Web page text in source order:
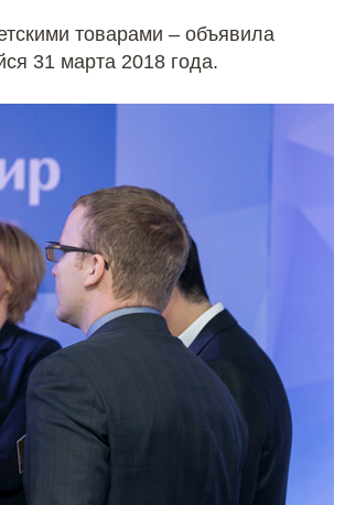
товарами – объявила
31 марта 2018 года.